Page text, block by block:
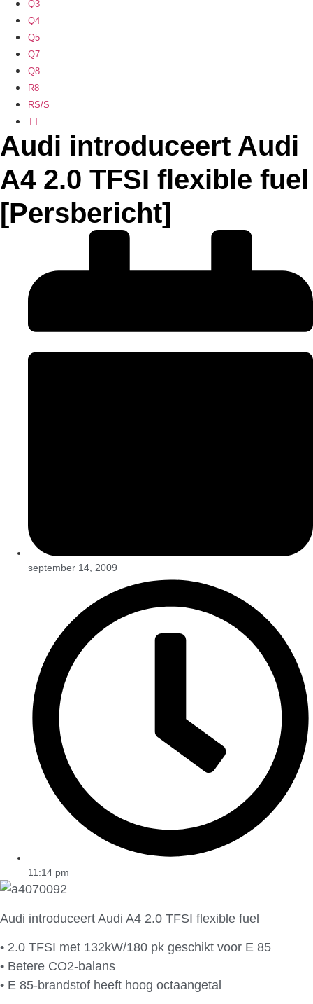
Q3
Q4
Q5
Q7
Q8
R8
RS/S
TT
Audi introduceert Audi
A4 2.0 TFSI flexible fuel
[Persbericht]
september 14, 2009
11:14 pm
Audi introduceert Audi A4 2.0 TFSI flexible fuel
• 2.0 TFSI met 132kW/180 pk geschikt voor E 85
• Betere CO2-balans
• E 85-brandstof heeft hoog octaangetal